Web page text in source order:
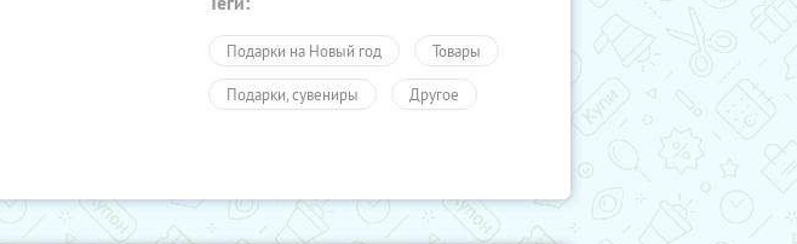
Подарки на Новый год Товары
Подарки, сувениры Другое